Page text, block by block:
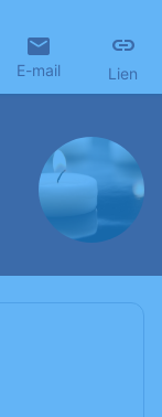
E-mail Lien